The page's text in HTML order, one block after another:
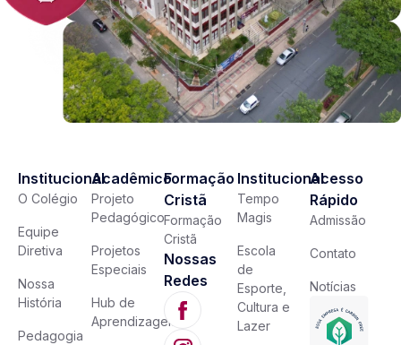
Institucional
O Colégio
Equipe
Diretiva
Nossa
História
Pedagogia
Acadêmico
Projeto
Pedagógico
Projetos
Especiais
Hub de
Aprendizagem
Formação
Cristã
Formação
Cristã
Nossas
Redes
Institucional
Tempo
Magis
Escola
de
Esporte,
Cultura e
Lazer
Acesso
Rápido
Admissão
Contato
Notícias